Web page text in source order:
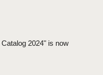
2024" is now